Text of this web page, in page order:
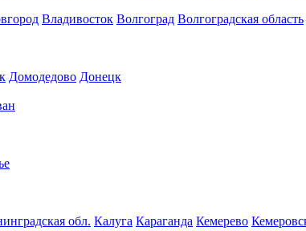
Владивосток Волгоград Волгоградская область
Домодедово Донецк
обл. Калуга Караганда Кемерево